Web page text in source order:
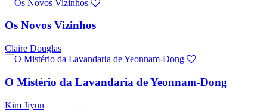
Os Novos Vizinhos
Claire Douglas
O Mistério da Lavandaria de Yeonnam-Dong
Kim Jiyun